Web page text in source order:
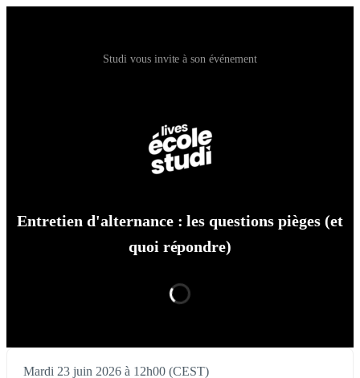
Studi vous invite à son événement
Entretien d'alternance : les questions pièges (et
quoi répondre)
Mardi 23 juin 2026 à 12h00 (CEST)